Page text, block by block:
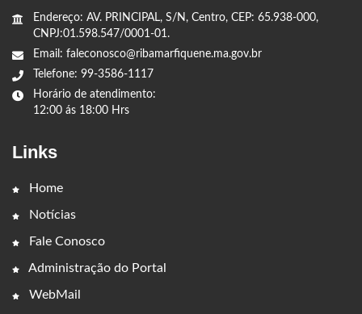
Endereço: AV. PRINCIPAL, S/N, Centro, CEP: 65.938-000,
CNPJ:01.598.547/0001-01.
Email: faleconosco@ribamarfiquene.ma.gov.br
Telefone: 99-3586-1117
Horário de atendimento:
12:00 ás 18:00 Hrs
Links
Home
Notícias
Fale Conosco
Administração do Portal
WebMail